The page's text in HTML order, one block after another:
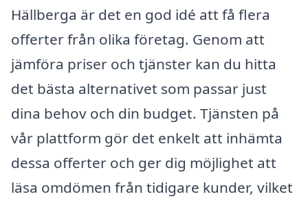
Hällberga är det en god idé att få flera
offerter från olika företag. Genom att
jämföra priser och tjänster kan du hitta
det bästa alternativet som passar just
dina behov och din budget. Tjänsten på
vår plattform gör det enkelt att inhämta
dessa offerter och ger dig möjlighet att
läsa omdömen från tidigare kunder, vilket